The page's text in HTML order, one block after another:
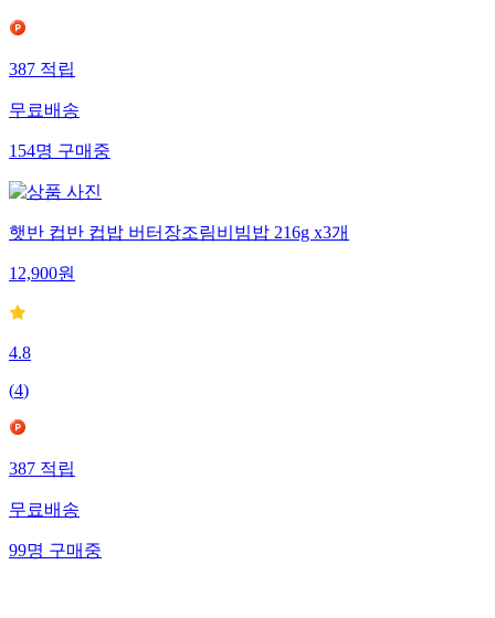
387 적립
무료배송
154명 구매중
햇반 컵반 컵밥 버터장조림비빔밥 216g x3개
12,900원
4.8
(4)
387 적립
무료배송
99명 구매중